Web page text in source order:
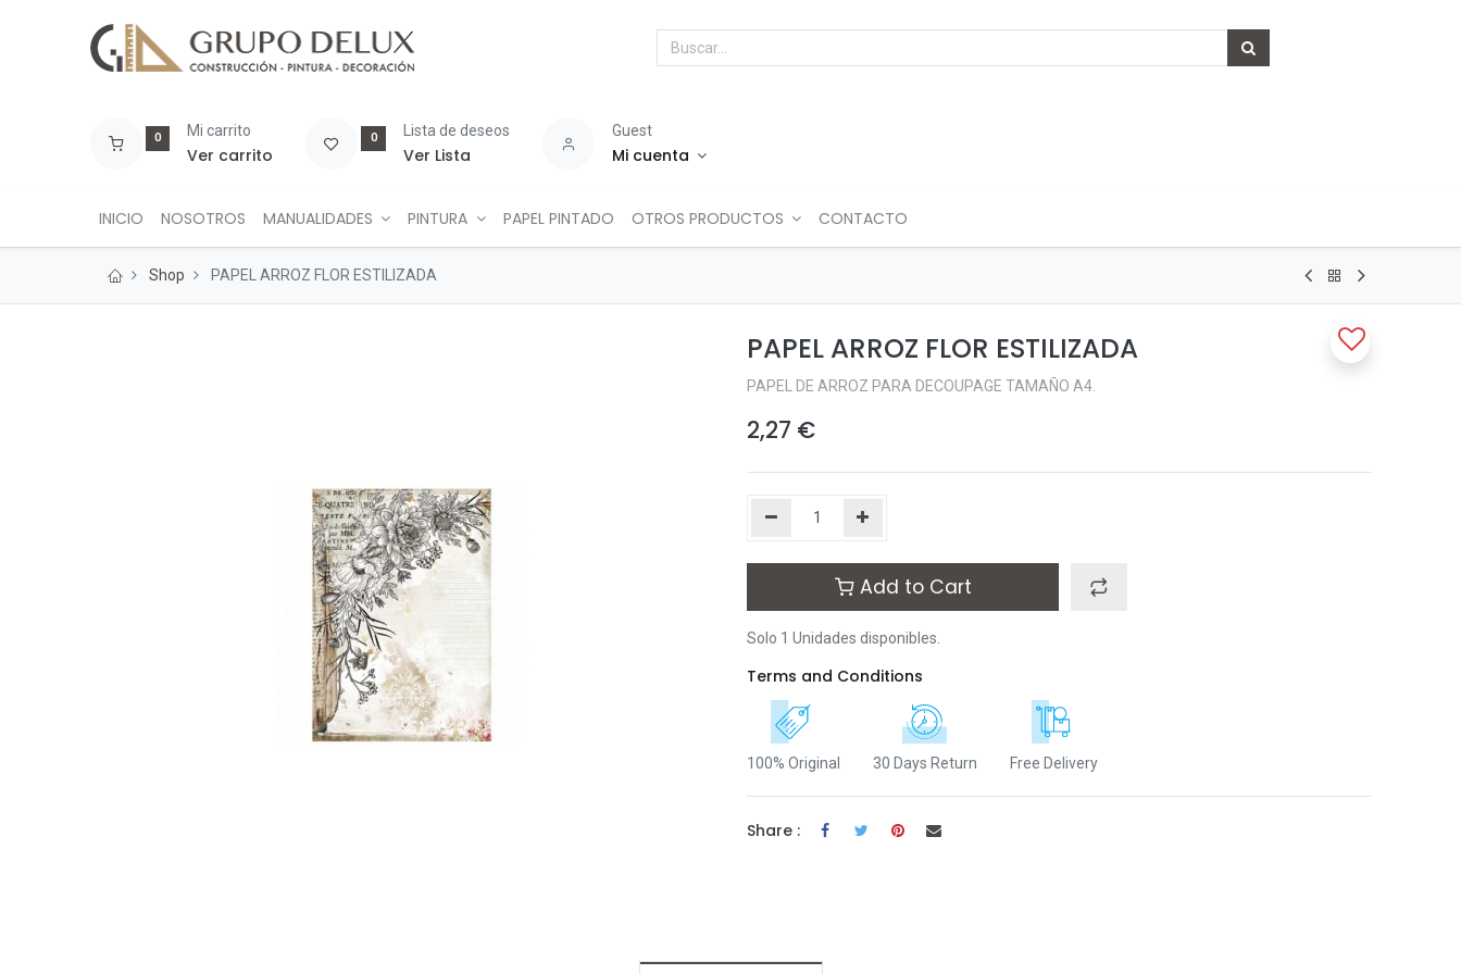
0 Mi carrito
Ver carrito
0 Lista de deseos
Ver Lista
Guest
Mi cuenta
INICIO NOSOTROS MANUALIDADES PINTURA PAPEL PINTADO OTROS PRODUCTOS CONTACTO
Shop PAPEL ARROZ FLOR ESTILIZADA
PAPEL ARROZ FLOR ESTILIZADA
PAPEL DE ARROZ PARA DECOUPAGE TAMAÑO A4.
2,27 €
Add to Cart
Solo 1 Unidades disponibles.
Terms and Conditions
100% Original 30 Days Return Free Delivery
Share :